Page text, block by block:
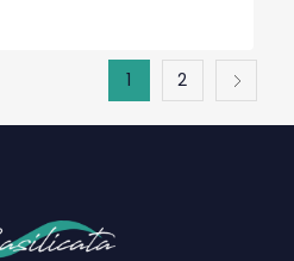
frutto dei terreni che
che conferiscono aromi
di un campo
uve e cloni selezionati in un
1 2